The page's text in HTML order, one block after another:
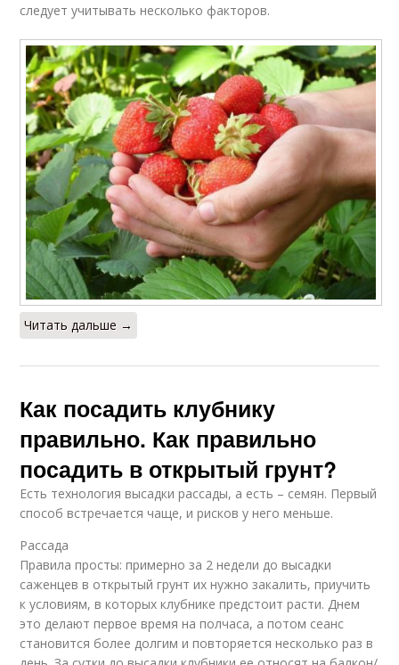
следует учитывать несколько факторов.
Читать дальше →
Как посадить клубнику
правильно. Как правильно
посадить в открытый грунт?
Есть технология высадки рассады, а есть – семян. Первый
способ встречается чаще, и рисков у него меньше.
Рассада
Правила просты: примерно за 2 недели до высадки
саженцев в открытый грунт их нужно закалить, приучить
к условиям, в которых клубнике предстоит расти. Днем
это делают первое время на полчаса, а потом сеанс
становится более долгим и повторяется несколько раз в